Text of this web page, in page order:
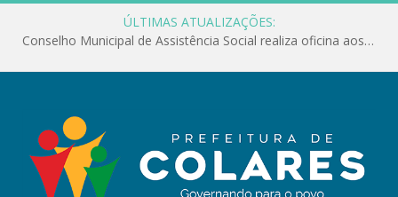
ÚLTIMAS ATUALIZAÇÕES:
Conselho Municipal de Assistência Social realiza oficina aos servidores